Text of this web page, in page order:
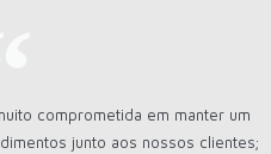
comprometida em manter um
junto aos nossos clientes;